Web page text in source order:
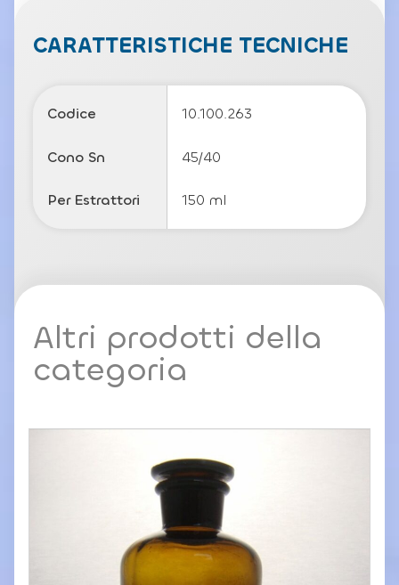
c
y
li
CARATTERISTICHE TECNICHE
Codice 10.100.263
Cono Sn 45/40
Per Estrattori 150 ml
Altri prodotti della
categoria